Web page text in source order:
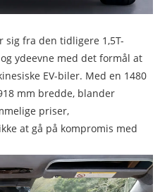
fra den tidligere 1,5T-
ydeevne med det formål at
EV-biler. Med en 1480
mm bredde, blander
priser,
at gå på kompromis med